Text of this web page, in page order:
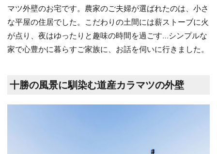
マツ外壁のお宅です。農家のご夫婦が選ばれたのは、小さ
な平屋の住居でした。こだわりの土間には薪ストーブに火
が点り、夜はゆったりと趣味の時間を過ごす…シンプルな
家で心豊かに暮らすご家族に、お話を伺いに行きました。
十勝の風景に馴染む道産カラマツの外壁